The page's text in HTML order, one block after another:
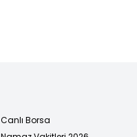
Canlı Borsa